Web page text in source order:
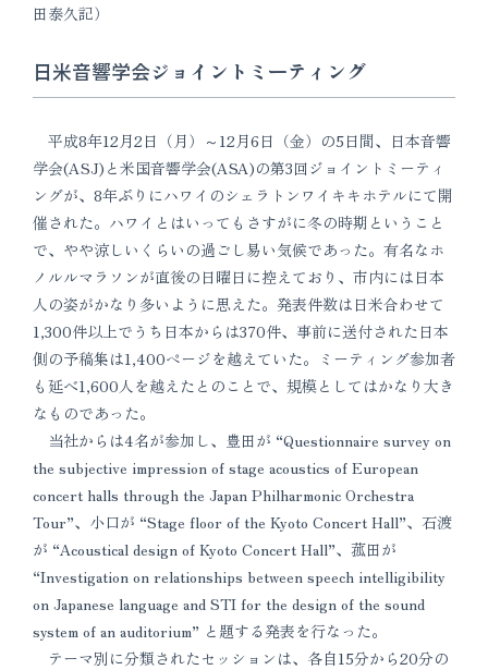
田泰久記）
日米音響学会ジョイントミーティング
平成8年12月2日（月）～12月6日（金）の5日間、日本音響
学会(ASJ)と米国音響学会(ASA)の第3回ジョイントミーティ
ングが、8年ぶりにハワイのシェラトンワイキキホテルにて開
催された。ハワイとはいってもさすがに冬の時期ということ
で、やや涼しいくらいの過ごし易い気候であった。有名なホ
ノルルマラソンが直後の日曜日に控えており、市内には日本
人の姿がかなり多いように思えた。発表件数は日米合わせて
1,300件以上でうち日本からは370件、事前に送付された日本
側の予稿集は1,400ページを越えていた。ミーティング参加者
も延べ1,600人を越えたとのことで、規模としてはかなり大き
なものであった。
当社からは4名が参加し、豊田が “Questionnaire survey on
the subjective impression of stage acoustics of European
concert halls through the Japan Philharmonic Orchestra
Tour”、小口が “Stage floor of the Kyoto Concert Hall”、石渡
が “Acoustical design of Kyoto Concert Hall”、菰田が
“Investigation on relationships between speech intelligibility
on Japanese language and STI for the design of the sound
system of an auditorium” と題する発表を行なった。
テーマ別に分類されたセッションは、各自15分から20分の